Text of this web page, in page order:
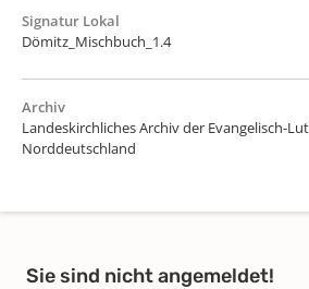
Signatur Lokal
Dömitz_Mischbuch_1.4
Archiv
Landeskirchliches Archiv der Evangelisch-
Norddeutschland
Sie sind nicht angemeldet!